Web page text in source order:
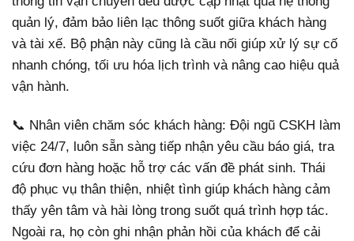
quản lý, đảm bảo liên lạc thông suốt giữa khách hàng
và tài xế. Bộ phận này cũng là cầu nối giúp xử lý sự cố
nhanh chóng, tối ưu hóa lịch trình và nâng cao hiệu quả
vận hành.
📞 Nhân viên chăm sóc khách hàng: Đội ngũ CSKH làm
việc 24/7, luôn sẵn sàng tiếp nhận yêu cầu báo giá, tra
cứu đơn hàng hoặc hỗ trợ các vấn đề phát sinh. Thái
độ phục vụ thân thiện, nhiệt tình giúp khách hàng cảm
thấy yên tâm và hài lòng trong suốt quá trình hợp tác.
Ngoài ra, họ còn ghi nhận phản hồi của khách để cải